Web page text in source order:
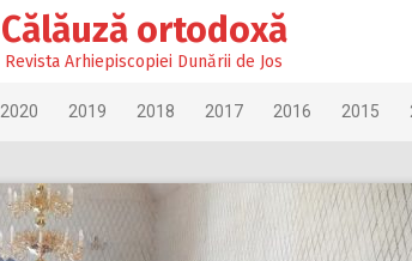
Călăuză ortodoxă
Revista Arhiepiscopiei Dunării de Jos
2020 2019 2018 2017 2016 2015